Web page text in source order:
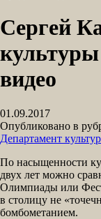
Сергей
видео
01.09.2017
Опубликовано в
Департамент
По насыщенности
двух лет можно
Олимпиады или
в столицу не
бомбометанием.